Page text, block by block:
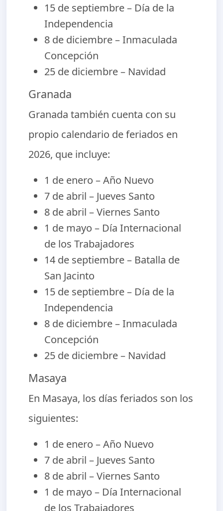
15 de septiembre – Día de la
Independencia
8 de diciembre – Inmaculada
Concepción
25 de diciembre – Navidad
Granada
Granada también cuenta con su
propio calendario de feriados en
2026, que incluye:
1 de enero – Año Nuevo
7 de abril – Jueves Santo
8 de abril – Viernes Santo
1 de mayo – Día Internacional
de los Trabajadores
14 de septiembre – Batalla de
San Jacinto
15 de septiembre – Día de la
Independencia
8 de diciembre – Inmaculada
Concepción
25 de diciembre – Navidad
Masaya
En Masaya, los días feriados son los
siguientes:
1 de enero – Año Nuevo
7 de abril – Jueves Santo
8 de abril – Viernes Santo
1 de mayo – Día Internacional
de los Trabajadores